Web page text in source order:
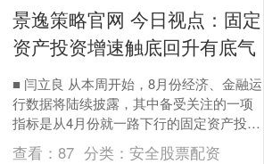
景逸策略官网 今日视点：固定
资产投资增速触底回升有底气
■ 闫立良 从本周开始，8月份经济、金融运
行数据将陆续披露，其中备受关注的一项
指标是从4月份就一路下行的固定资产投
资。 4.2%、4.0%、3.7%、2.8%、....
查看：87 分类： 安全股票配资